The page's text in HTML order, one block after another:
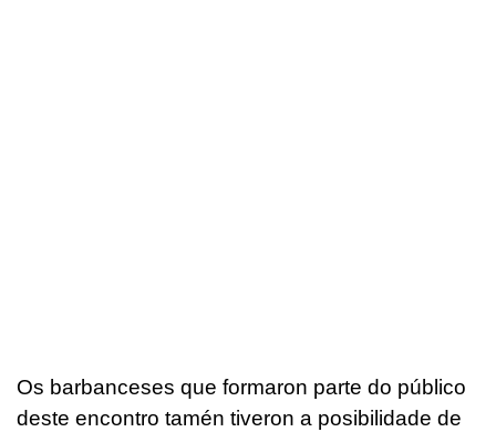
Os barbanceses que formaron parte do público
deste encontro tamén tiveron a posibilidade de